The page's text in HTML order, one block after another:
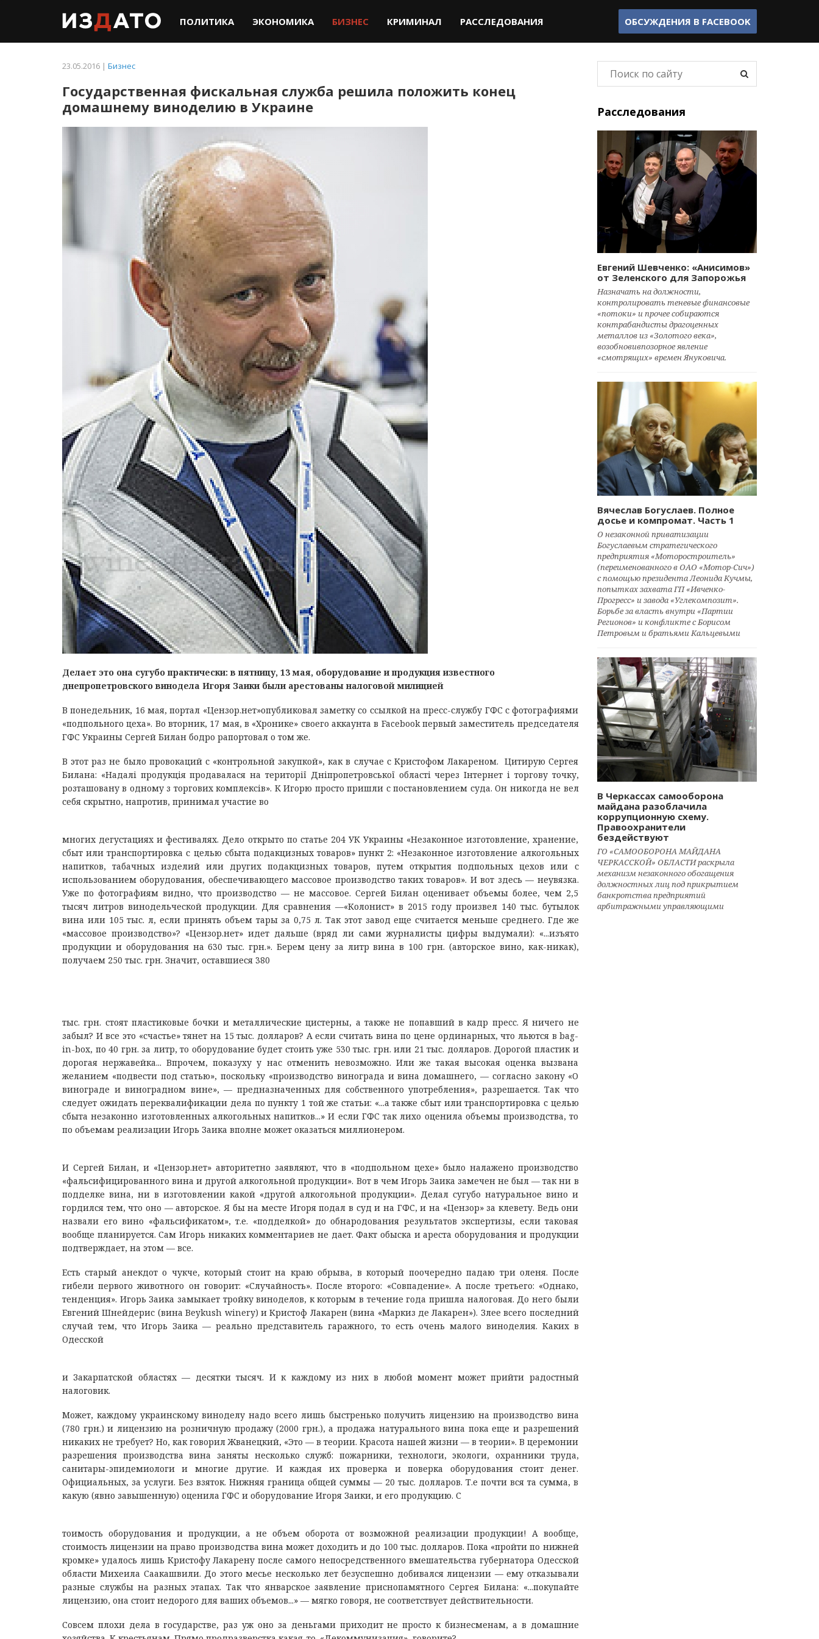
ПОЛИТИКА ЭКОНОМИКА БИЗНЕС КРИМИНАЛ РАССЛЕДОВАНИЯ ОБСУЖДЕНИЯ В FACEBOOK
23.05.2016 | Бизнес
Государственная фискальная служба решила положить конец
домашнему виноделию в Украине
Делает это она сугубо практически: в пятницу, 13 мая, оборудование и продукция известного
днепропетровского винодела Игоря Заики были арестованы налоговой милицией
В понедельник, 16 мая, портал «Цензор.нет»опубликовал заметку со ссылкой на пресс-службу ГФС с фотографиями
«подпольного цеха». Во вторник, 17 мая, в «Хронике» своего аккаунта в Facebook первый заместитель председателя
ГФС Украины Сергей Билан бодро рапортовал о том же.
В этот раз не было провокаций с «контрольной закупкой», как в случае с Кристофом Лакареном. Цитирую Сергея
Билана: «Надалі продукція продавалася на території Дніпропетровської області через Інтернет і торгову точку,
розташовану в одному з торгових комплексів». К Игорю просто пришли с постановлением суда. Он никогда не вел
себя скрытно, напротив, принимал участие во
многих дегустациях и фестивалях. Дело открыто по статье 204 УК Украины «Незаконное изготовление, хранение,
сбыт или транспортировка с целью сбыта подакцизных товаров» пункт 2: «Незаконное изготовление алкогольных
напитков, табачных изделий или других подакцизных товаров, путем открытия подпольных цехов или с
использованием оборудования, обеспечивающего массовое производство таких товаров». И вот здесь — неувязка.
Уже по фотографиям видно, что производство — не массовое. Сергей Билан оценивает объемы более, чем 2,5
тысяч литров винодельческой продукции. Для сравнения —«Колонист» в 2015 году произвел 140 тыс. бутылок
вина или 105 тыс. л, если принять объем тары за 0,75 л. Так этот завод еще считается меньше среднего. Где же
«массовое производство»? «Цензор.нет» идет дальше (вряд ли сами журналисты цифры выдумали): «...изъято
продукции и оборудования на 630 тыс. грн.». Берем цену за литр вина в 100 грн. (авторское вино, как-никак),
получаем 250 тыс. грн. Значит, оставшиеся 380
тыс. грн. стоят пластиковые бочки и металлические цистерны, а также не попавший в кадр пресс. Я ничего не
забыл? И все это «счастье» тянет на 15 тыс. долларов? А если считать вина по цене ординарных, что льются в bag-
in-box, по 40 грн. за литр, то оборудование будет стоить уже 530 тыс. грн. или 21 тыс. долларов. Дорогой пластик и
дорогая нержавейка... Впрочем, показуху у нас отменить невозможно. Или же такая высокая оценка вызвана
желанием «подвести под статью», поскольку «производство винограда и вина домашнего, — согласно закону «О
винограде и виноградном вине», — предназначенных для собственного употребления», разрешается. Так что
следует ожидать переквалификации дела по пункту 1 той же статьи: «...а также сбыт или транспортировка с целью
сбыта незаконно изготовленных алкогольных напитков...» И если ГФС так лихо оценила объемы производства, то
по объемам реализации Игорь Заика вполне может оказаться миллионером.
И Сергей Билан, и «Цензор.нет» авторитетно заявляют, что в «подпольном цехе» было налажено производство
«фальсифицированного вина и другой алкогольной продукции». Вот в чем Игорь Заика замечен не был — так ни в
подделке вина, ни в изготовлении какой «другой алкогольной продукции». Делал сугубо натуральное вино и
гордился тем, что оно — авторское. Я бы на месте Игоря подал в суд и на ГФС, и на «Цензор» за клевету. Ведь они
назвали его вино «фальсификатом», т.е. «подделкой» до обнародования результатов экспертизы, если таковая
вообще планируется. Сам Игорь никаких комментариев не дает. Факт обыска и ареста оборудования и продукции
подтверждает, на этом — все.
Есть старый анекдот о чукче, который стоит на краю обрыва, в который поочередно падаю три оленя. После
гибели первого животного он говорит: «Случайность». После второго: «Совпадение». А после третьего: «Однако,
тенденция». Игорь Заика замыкает тройку виноделов, к которым в течение года пришла налоговая. До него были
Евгений Шнейдерис (вина Beykush winery) и Кристоф Лакарен (вина «Маркиз де Лакарен»). Злее всего последний
случай тем, что Игорь Заика — реально представитель гаражного, то есть очень малого виноделия. Каких в
Одесской
и Закарпатской областях — десятки тысяч. И к каждому из них в любой момент может прийти радостный
налоговик.
Может, каждому украинскому виноделу надо всего лишь быстренько получить лицензию на производство вина
(780 грн.) и лицензию на розничную продажу (2000 грн.), а продажа натурального вина пока еще и разрешений
никаких не требует? Но, как говорил Жванецкий, «Это — в теории. Красота нашей жизни — в теории». В церемонии
разрешения производства вина заняты несколько служб: пожарники, технологи, экологи, охранники труда,
санитары-эпидемиологи и многие другие. И каждая их проверка и поверка оборудования стоит денег.
Официальных, за услуги. Без взяток. Нижняя граница общей суммы — 20 тыс. долларов. Т.е почти вся та сумма, в
какую (явно завышенную) оценила ГФС и оборудование Игоря Заики, и его продукцию. С
тоимость оборудования и продукции, а не объем оборота от возможной реализации продукции! А вообще,
стоимость лицензии на право производства вина может доходить и до 100 тыс. долларов. Пока «пройти по нижней
кромке» удалось лишь Кристофу Лакарену после самого непосредственного вмешательства губернатора Одесской
области Михеила Саакашвили. До этого месье несколько лет безуспешно добивался лицензии — ему отказывали
разные службы на разных этапах. Так что январское заявление приснопамятного Сергея Билана: «...покупайте
лицензию, она стоит недорого для ваших объемов...» — мягко говоря, не соответствует действительности.
Совсем плохи дела в государстве, раз уж оно за деньгами приходит не просто к бизнесменам, а в домашние
Расследования
Евгений Шевченко: «Анисимов»
от Зеленского для Запорожья
Назначать на должности,
контролировать теневые финансовые
«потоки» и прочее собираются
контрабандисты драгоценных
металлов из «Золотого века»,
возобновивпозорное явление
«смотрящих» времен Януковича.
Вячеслав Богуслаев. Полное
досье и компромат. Часть 1
О незаконной приватизации
Богуслаевым стратегического
предприятия «Моторостроитель»
(переименованного в ОАО «Мотор-Сич»)
с помощью президента Леонида Кучмы,
попытках захвата ГП «Ивченко-
Прогресс» и завода «Углекомпозит».
Борьбе за власть внутри «Партии
Регионов» и конфликте с Борисом
Петровым и братьями Кальцевыми
В Черкассах самооборона
майдана разоблачила
коррупционную схему.
Правоохранители
бездействуют
ГО «САМООБОРОНА МАЙДАНА
ЧЕРКАССКОЙ» ОБЛАСТИ раскрыла
механизм незаконного обогащения
должностных лиц под прикрытием
банкротства предприятий
арбитражными управляющими